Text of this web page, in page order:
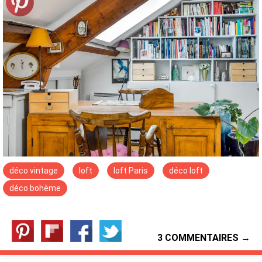
déco vintage loft loft Paris
déco loft
déco bohème
3 COMMENTAIRES →